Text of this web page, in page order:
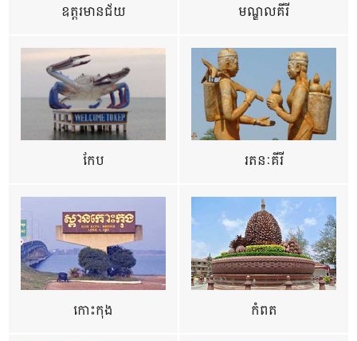
ឧត្ដរមានជ័យ មណ្ឌលគីរី
កែប រតនៈគីរី
កោះកុង កំពត